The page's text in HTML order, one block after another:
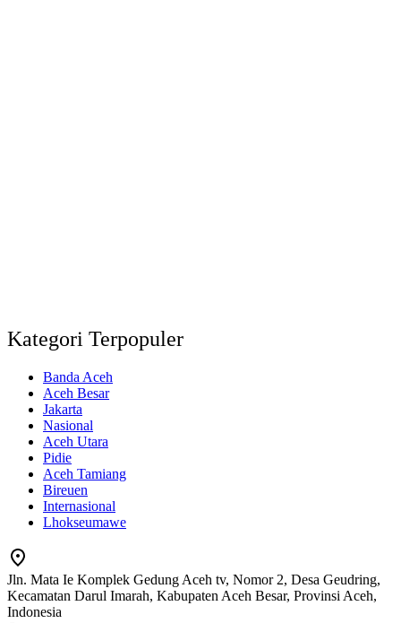
Kategori Terpopuler
Banda Aceh
Aceh Besar
Jakarta
Nasional
Aceh Utara
Pidie
Aceh Tamiang
Bireuen
Internasional
Lhokseumawe
Jln. Mata Ie Komplek Gedung Aceh tv, Nomor 2, Desa Geudring,
Kecamatan Darul Imarah, Kabupaten Aceh Besar, Provinsi Aceh,
Indonesia